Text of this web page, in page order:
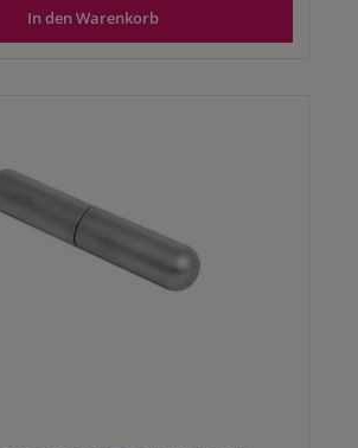
In den Warenkorb